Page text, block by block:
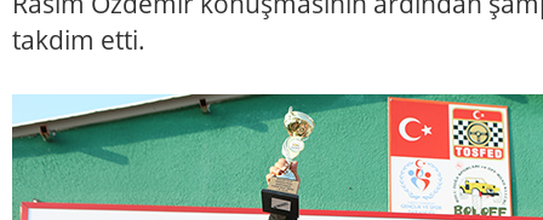
takdim etti.